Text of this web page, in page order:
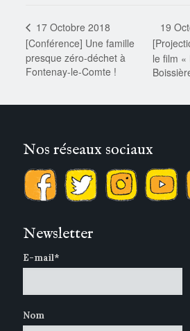
17 Octobre 2018
[Conférence] Une famille
presque zéro-déchet à
Fontenay-le-Comte !
19
le film «
Nos réseaux sociaux
Newsletter
E-mail*
Nom